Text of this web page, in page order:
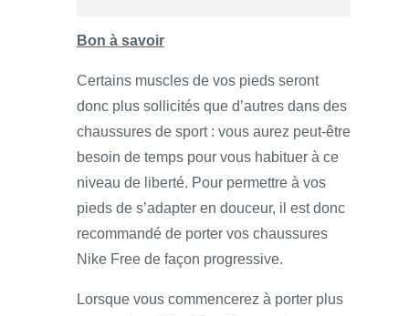
Bon à savoir
Certains muscles de vos pieds seront
donc plus sollicités que d’autres dans des
chaussures de sport : vous aurez peut-être
besoin de temps pour vous habituer à ce
niveau de liberté. Pour permettre à vos
pieds de s’adapter en douceur, il est donc
recommandé de porter vos chaussures
Nike Free de façon progressive.
Lorsque vous commencerez à porter plus